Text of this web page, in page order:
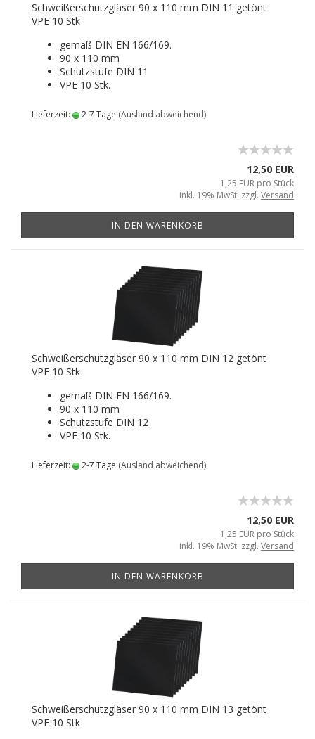
Schweißerschutzgläser 90 x 110 mm DIN 11 getönt
VPE 10 Stk
gemäß DIN EN 166/169.
90 x 110 mm
Schutzstufe DIN 11
VPE 10 Stk.
Lieferzeit: 2-7 Tage (Ausland abweichend)
12,50 EUR
1,25 EUR pro Stück
inkl. 19% MwSt. zzgl. Versand
IN DEN WARENKORB
Schweißerschutzgläser 90 x 110 mm DIN 12 getönt
VPE 10 Stk
gemäß DIN EN 166/169.
90 x 110 mm
Schutzstufe DIN 12
VPE 10 Stk.
Lieferzeit: 2-7 Tage (Ausland abweichend)
12,50 EUR
1,25 EUR pro Stück
inkl. 19% MwSt. zzgl. Versand
IN DEN WARENKORB
Schweißerschutzgläser 90 x 110 mm DIN 13 getönt
VPE 10 Stk